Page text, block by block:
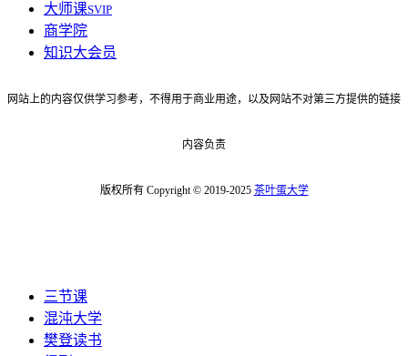
大师课SVIP
商学院
知识大会员
网站上的内容仅供学习参考，不得用于商业用途，以及网站不对第三方提供的链接
内容负责
版权所有 Copyright © 2019-2025 茶叶蛋大学
三节课
混沌大学
樊登读书